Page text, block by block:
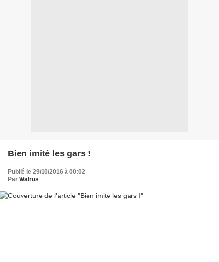
Bien imité les gars !
Publié le 29/10/2016 à 00:02
Par Walrus